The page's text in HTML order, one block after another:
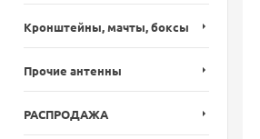
Кронштейны, мачты, боксы
Прочие антенны
РАСПРОДАЖА